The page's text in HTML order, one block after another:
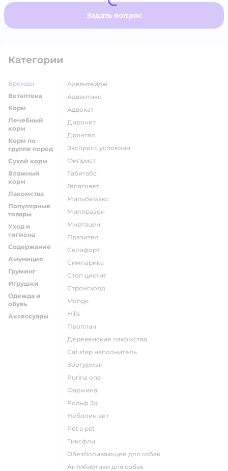
Задать вопрос
Категории
Бренды
Ветаптека
Корм
Лечебный
корм
Корм по
группе пород
Сухой корм
Влажный
корм
Лакомства
Популярные
товары
Уход и
гигиена
Содержание
Амуниция
Груминг
Игрушки
Одежда и
обувь
Аксессуары
адвантейдж
адвантикс
адвокат
диронет
дронтал
экспресс успокоин
фиприст
габитабс
гепатовет
мильбемакс
милпразон
миртацен
празител
селафорт
симпарика
стоп цистит
стронгхолд
monge
hills
проплан
деревенские лакомства
cat step наполнитель
зоогурман
purina one
фармина
рольф 3д
неболин вет
pet a pet
тиксфли
обезболивающее для собак
антибиотики для собак